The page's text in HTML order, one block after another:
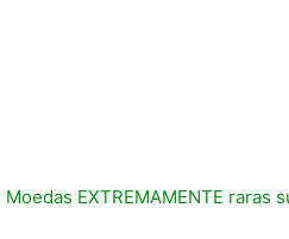
Moedas EXTREMAMENTE raras